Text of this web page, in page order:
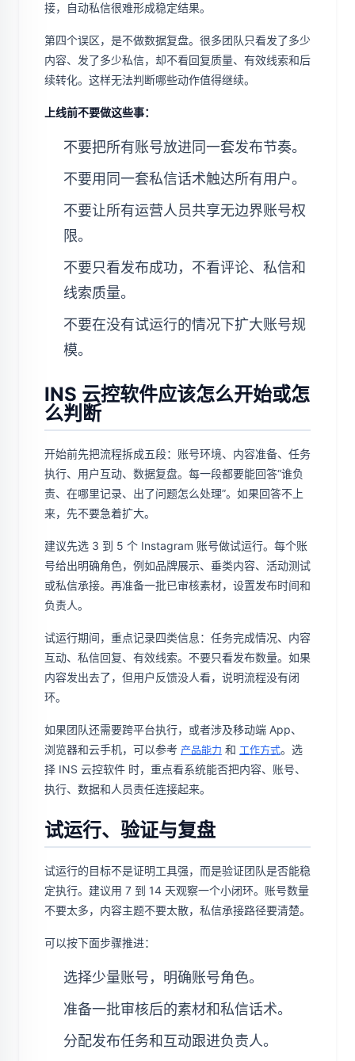
接，自动私信很难形成稳定结果。
第四个误区，是不做数据复盘。很多团队只看发了多少
内容、发了多少私信，却不看回复质量、有效线索和后
续转化。这样无法判断哪些动作值得继续。
上线前不要做这些事：
不要把所有账号放进同一套发布节奏。
不要用同一套私信话术触达所有用户。
不要让所有运营人员共享无边界账号权
限。
不要只看发布成功，不看评论、私信和
线索质量。
不要在没有试运行的情况下扩大账号规
模。
INS 云控软件应该怎么开始或怎
么判断
开始前先把流程拆成五段：账号环境、内容准备、任务
执行、用户互动、数据复盘。每一段都要能回答“谁负
责、在哪里记录、出了问题怎么处理”。如果回答不上
来，先不要急着扩大。
建议先选 3 到 5 个 Instagram 账号做试运行。每个账
号给出明确角色，例如品牌展示、垂类内容、活动测试
或私信承接。再准备一批已审核素材，设置发布时间和
负责人。
试运行期间，重点记录四类信息：任务完成情况、内容
互动、私信回复、有效线索。不要只看发布数量。如果
内容发出去了，但用户反馈没人看，说明流程没有闭
环。
如果团队还需要跨平台执行，或者涉及移动端 App、
浏览器和云手机，可以参考 产品能力 和 工作方式。选
择 INS 云控软件 时，重点看系统能否把内容、账号、
执行、数据和人员责任连接起来。
试运行、验证与复盘
试运行的目标不是证明工具强，而是验证团队是否能稳
定执行。建议用 7 到 14 天观察一个小闭环。账号数量
不要太多，内容主题不要太散，私信承接路径要清楚。
可以按下面步骤推进：
选择少量账号，明确账号角色。
准备一批审核后的素材和私信话术。
分配发布任务和互动跟进负责人。